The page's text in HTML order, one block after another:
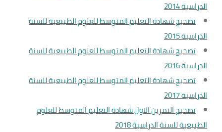
الدراسية 2014
تصحيح شهادة التعليم المتوسط للعلوم الطبيعية للسنة
الدراسية 2015
تصحيح شهادة التعليم المتوسط للعلوم الطبيعية للسنة
الدراسية 2016
تصحيح شهادة التعليم المتوسط للعلوم الطبيعية للسنة
الدراسية 2017
تصحيح التمرين الاول شهادة التعليم المتوسط للعلوم
الطبيعية للسنة الدراسية 2018